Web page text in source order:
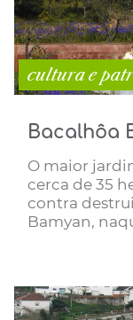
cultura e
Bacalhôa
O maior
cerca de 35
contra
Bamyan,